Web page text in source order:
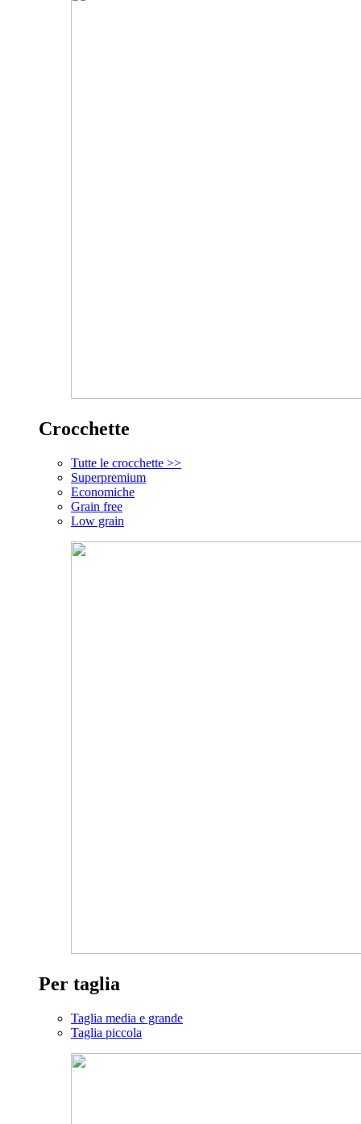
Crocchette
Tutte le crocchette >>
Superpremium
Economiche
Grain free
Low grain
Per taglia
Taglia media e grande
Taglia piccola